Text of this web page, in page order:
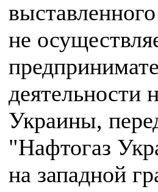
не
деятельности
Украины,
"Нафтогаз
на западной